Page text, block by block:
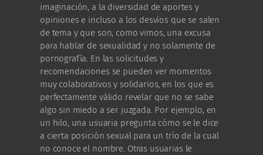
imaginación, a la diversidad de aportes y
opiniones e incluso a los desvíos que se salen
de tema y que son, como vimos, una excusa
para hablar de sexualidad y no solamente de
pornografía. En las solicitudes y
recomendaciones se pueden ver momentos
muy colaborativos y solidarios, en los que es
perfectamente válido revelar que no se sabe
algo sin miedo a ser juzgada. Por ejemplo, en
un hilo, una usuaria pregunta cómo se le dice
a cierta posición sexual para un trío de la cual
no conoce el nombre. Otras usuarias le